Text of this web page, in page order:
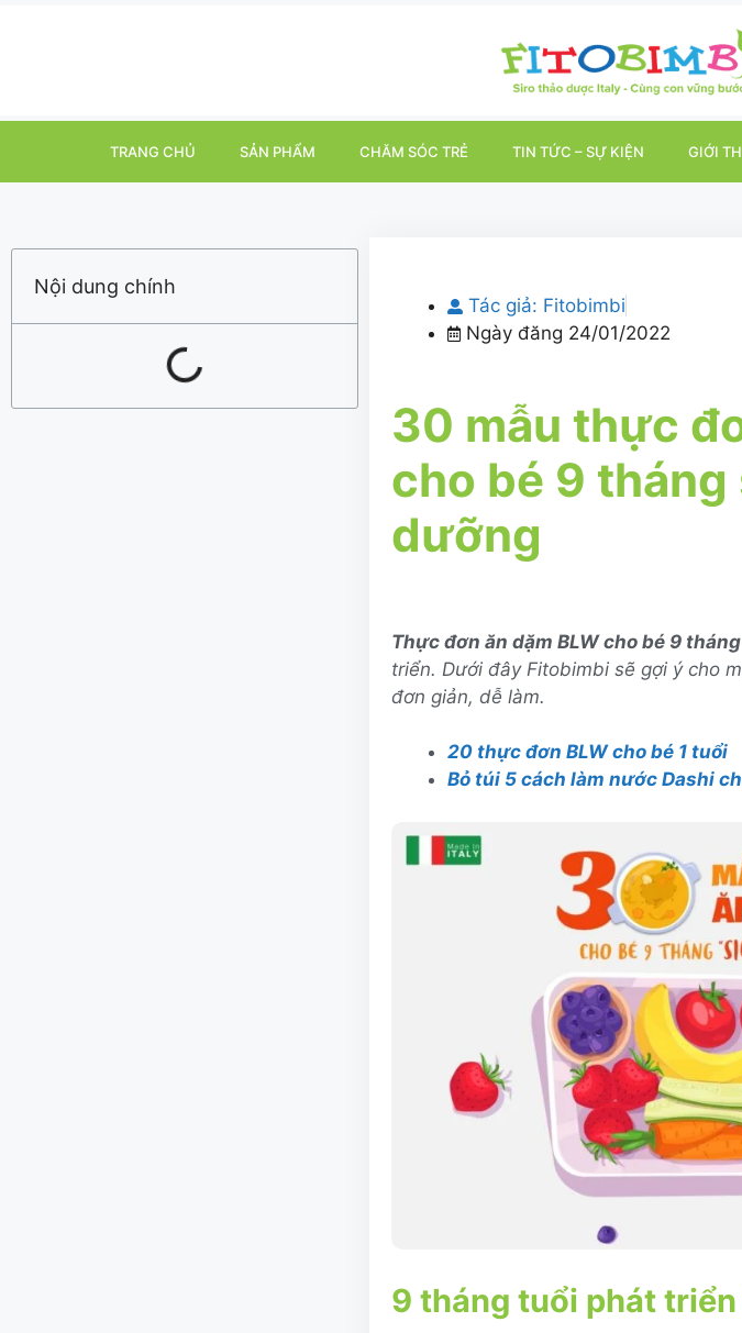
TRANG CHỦ SẢN PHẨM CHĂM SÓC TRẺ TIN TỨC – SỰ KIỆN GIỚI
Nội dung chính
Tác giả: Fitobimbi
Ngày đăng 24/01/2022
30 mẫu thực
cho bé 9 tháng
dưỡng
Thực đơn ăn dặm BLW cho bé 9 tháng
triển. Dưới đây Fitobimbi sẽ gợi ý cho
đơn giản, dễ làm.
20 thực đơn BLW cho bé 1 tuổi
Bỏ túi 5 cách làm nước Dashi
9 tháng tuổi phát triển